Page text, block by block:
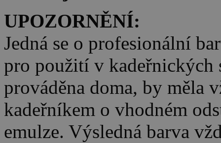
UPOZORNĚNÍ:
Jedná se o profesionální
pro použití v kadeřnických
prováděna doma, by měla
kadeřníkem o vhodném
emulze. Výsledná barva